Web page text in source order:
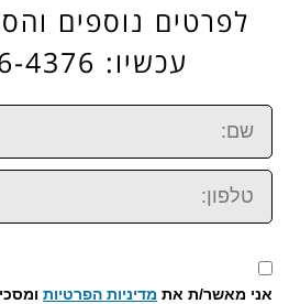
לפרטים נוספים
עכשיו: 072-326-4376
שם:
טלפון:
אני מאשר/ת את מדיניות הפרטיות